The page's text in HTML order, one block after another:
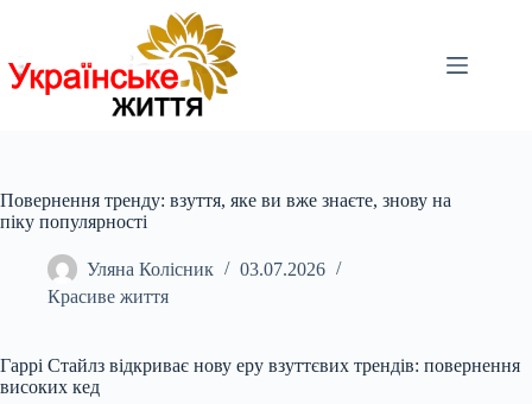
Повернення тренду: взуття, яке ви вже знаєте, знову на
піку популярності
Уляна Колісник
03.07.2026
Красиве життя
Гаррі Стайлз відкриває нову еру взуттєвих трендів: повернення
високих кед